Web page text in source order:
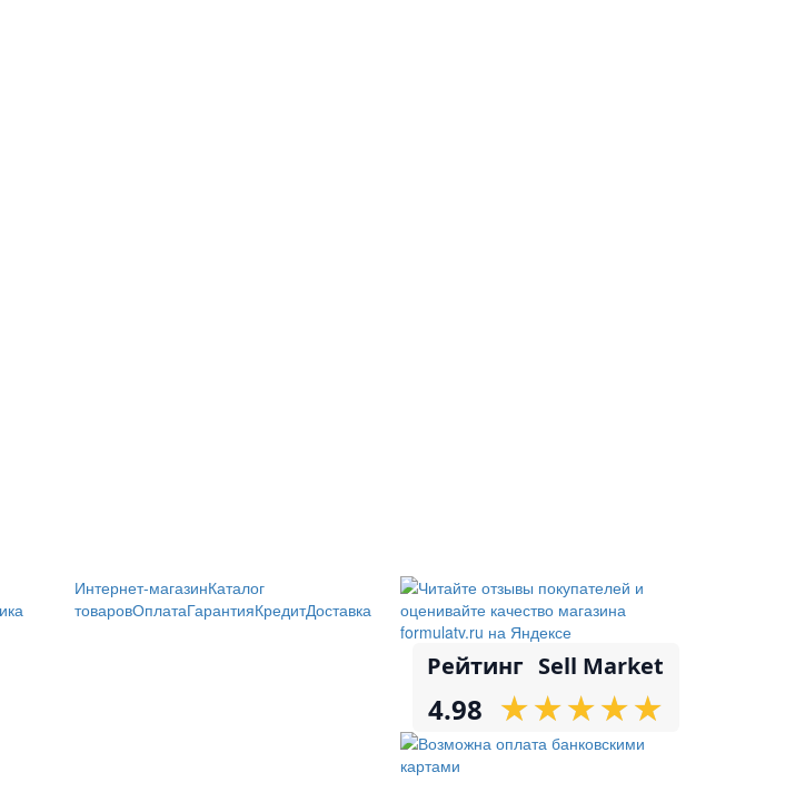
Интернет-магазинКаталог
товаровОплатаГарантияКредитДоставка
Рейтинг Sell Market
4.98 ★
★★
★★
★★
★★
★